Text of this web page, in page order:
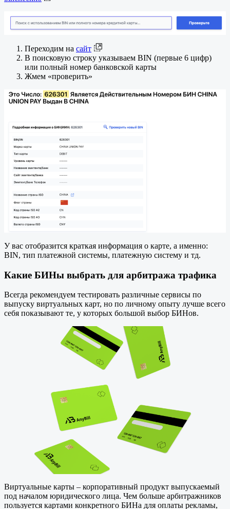
Переходим на сайт
В поисковую строку указываем BIN (первые 6 цифр)
или полный номер банковской карты
Жмем «проверить»
У вас отобразится краткая информация о карте, а именно:
BIN, тип платежной системы, платежную систему и тд.
Какие БИНы выбрать для арбитража трафика
Всегда рекомендуем тестировать различные сервисы по
выпуску виртуальных карт, но по личному опыту лучше всего
себя показывают те, у которых большой выбор БИНов.
Виртуальные карты – корпоративный продукт выпускаемый
под началом юридического лица. Чем больше арбитражников
пользуется картами конкретного БИНа для оплаты рекламы,